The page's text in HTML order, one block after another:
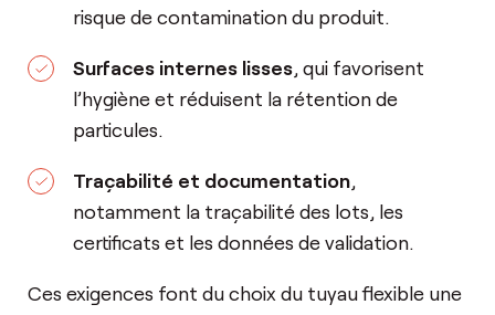
risque de contamination du produit.
Surfaces internes lisses, qui favorisent
l’hygiène et réduisent la rétention de
particules.
Traçabilité et documentation,
notamment la traçabilité des lots, les
certificats et les données de validation.
Ces exigences font du choix du tuyau flexible une